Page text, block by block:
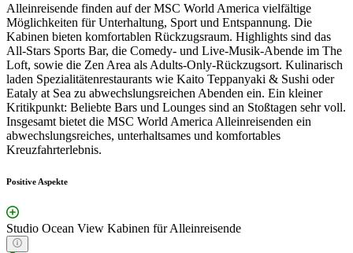
Alleinreisende finden auf der MSC World America vielfältige
Möglichkeiten für Unterhaltung, Sport und Entspannung. Die
Kabinen bieten komfortablen Rückzugsraum. Highlights sind das
All-Stars Sports Bar, die Comedy- und Live-Musik-Abende im The
Loft, sowie die Zen Area als Adults-Only-Rückzugsort. Kulinarisch
laden Spezialitätenrestaurants wie Kaito Teppanyaki & Sushi oder
Eataly at Sea zu abwechslungsreichen Abenden ein. Ein kleiner
Kritikpunkt: Beliebte Bars und Lounges sind an Stoßtagen sehr voll.
Insgesamt bietet die MSC World America Alleinreisenden ein
abwechslungsreiches, unterhaltsames und komfortables
Kreuzfahrterlebnis.
Positive Aspekte
Studio Ocean View Kabinen für Alleinreisende